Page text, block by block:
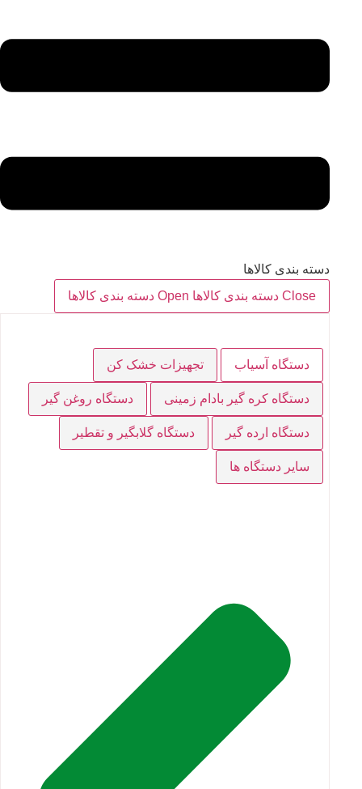
دسته بندی کالاها
Close دسته بندی کالاها
Open دسته بندی کالاها
دستگاه آسیاب تجهیزات خشک کن
دستگاه کره گیر بادام زمینی دستگاه روغن گیر
دستگاه ارده گیر دستگاه گلابگیر و تقطیر
سایر دستگاه ها